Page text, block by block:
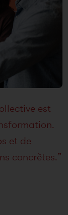
est
et de
concrètes.”